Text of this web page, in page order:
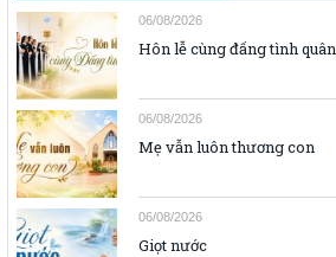
06/08/2026
Hôn lễ cùng đấng tình quân
06/08/2026
Mẹ vẫn luôn thương con
06/08/2026
Giọt nước